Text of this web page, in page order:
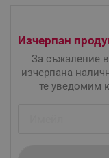
Изчерпан
За съжаление
изчерпана
те уведомим